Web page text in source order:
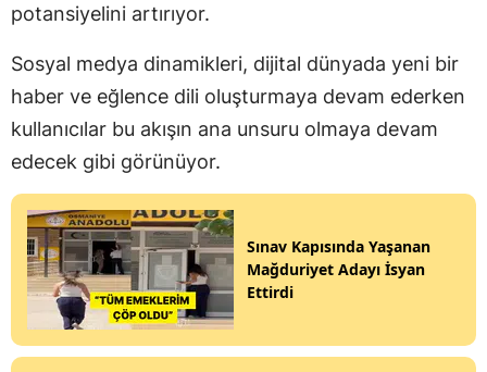
potansiyelini artırıyor.
Sosyal medya dinamikleri, dijital dünyada yeni bir
haber ve eğlence dili oluşturmaya devam ederken
kullanıcılar bu akışın ana unsuru olmaya devam
edecek gibi görünüyor.
Sınav Kapısında Yaşanan
Mağduriyet Adayı İsyan
Ettirdi